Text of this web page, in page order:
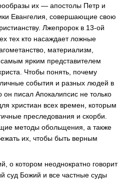
их — апостолы Петр и
Евангелия, совершающие свою
Лжепророк в 13-ой
тех кто насаждает ложные
материализм,
ярким представителем
Чтобы понять, почему
события и разных людей в
он писал Апокалипсис не только
христиан всех времен, которым
преследования и скорби.
методы обольщения, а также
их, чтобы быть верным
о котором неоднократно говорит
суд Божий и все частные суды